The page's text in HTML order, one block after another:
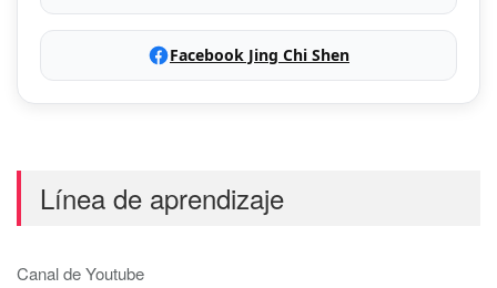
Facebook Jing Chi Shen
Línea de aprendizaje
Canal de Youtube